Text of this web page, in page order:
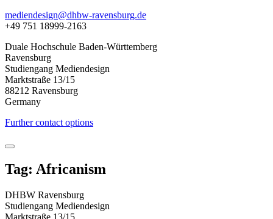
mediendesign@dhbw-ravensburg.de
+49 751 18999-2163
Duale Hochschule Baden-Württemberg
Ravensburg
Studiengang Mediendesign
Marktstraße 13/15
88212 Ravensburg
Germany
Further contact options
Tag: Africanism
DHBW Ravensburg
Studiengang Mediendesign
Marktstraße 13/15